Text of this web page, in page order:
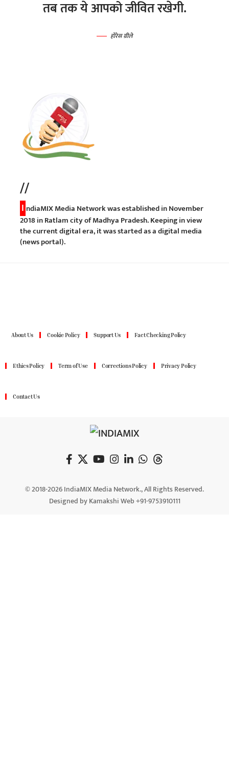
तब तक ये आपको जीवित रखेगी.
होरेस ग्रीले
//
I ndiaMIX Media Network was established in November
2018 in Ratlam city of Madhya Pradesh. Keeping in view
the current digital era, it was started as a digital media
(news portal).
About Us Cookie Policy Support Us Fact Checking Policy
Ethics Policy Term of Use Corrections Policy Privacy Policy
Contact Us
© 2018-2026 IndiaMIX Media Network., All Rights Reserved.
Designed by Kamakshi Web +91-9753910111